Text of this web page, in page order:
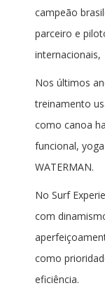
campeão
parceiro e
internacionais,
Nos últimos
treinamento
como canoa
funcional,
WATERMAN.
No Surf
com
como
eficiência.